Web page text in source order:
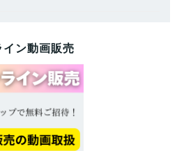
イン動画販売